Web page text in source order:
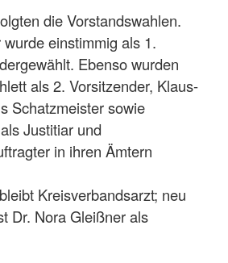
die Vorstandswahlen.
einstimmig als 1.
Ebenso wurden
als 2. Vorsitzender, Klaus-
Schatzmeister sowie
Justitiar und
in ihren Ämtern
Kreisverbandsarzt; neu
Dr. Nora Gleißner als